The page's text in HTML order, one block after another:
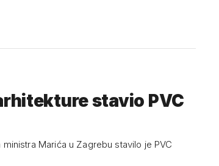
stavio PVC
Marića u Zagrebu stavilo je PVC